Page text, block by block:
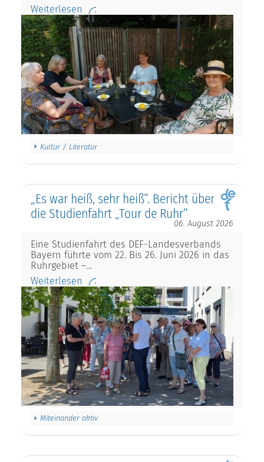
Weiterlesen
Kultur / Literatur
„Es war heiß, sehr heiß“. Bericht über
die Studienfahrt „Tour de Ruhr“
06. August 2026
Eine Studienfahrt des DEF-Landesverbands
Bayern führte vom 22. Bis 26. Juni 2026 in das
Ruhrgebiet –…
Weiterlesen
Miteinander aktiv